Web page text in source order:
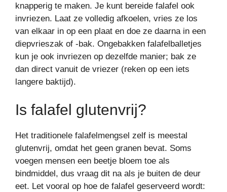
knapperig te maken. Je kunt bereide falafel ook
invriezen. Laat ze volledig afkoelen, vries ze los
van elkaar in op een plaat en doe ze daarna in een
diepvrieszak of -bak. Ongebakken falafelballetjes
kun je ook invriezen op dezelfde manier; bak ze
dan direct vanuit de vriezer (reken op een iets
langere baktijd).
Is falafel glutenvrij?
Het traditionele falafelmengsel zelf is meestal
glutenvrij, omdat het geen granen bevat. Soms
voegen mensen een beetje bloem toe als
bindmiddel, dus vraag dit na als je buiten de deur
eet. Let vooral op hoe de falafel geserveerd wordt: